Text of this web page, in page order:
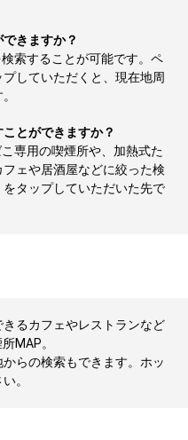
きますか？
索することが可能です。ペ
していただくと、現在地周
とができますか？
専用の喫煙所や、加熱式た
ェや居酒屋などに絞った検
タップしていただいた先で
るカフェやレストランなど
MAP。
らの検索もできます。ホッ
。